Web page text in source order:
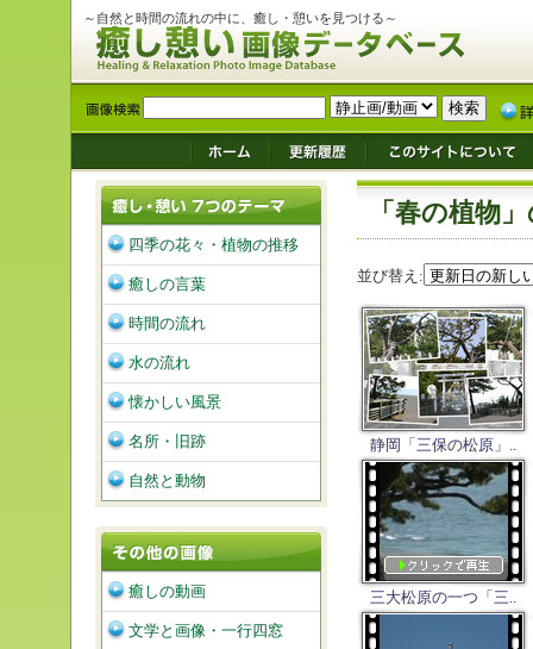
～自然と時間の流れの中に、癒し・憩いを見つける～
「春の植物
並び替え:
静岡「三保の松原」..
三大松原の一つ「三..
四季の花々・植物の推移
癒しの言葉
時間の流れ
水の流れ
懐かしい風景
名所・旧跡
自然と動物
癒しの動画
文学と画像・一行四窓